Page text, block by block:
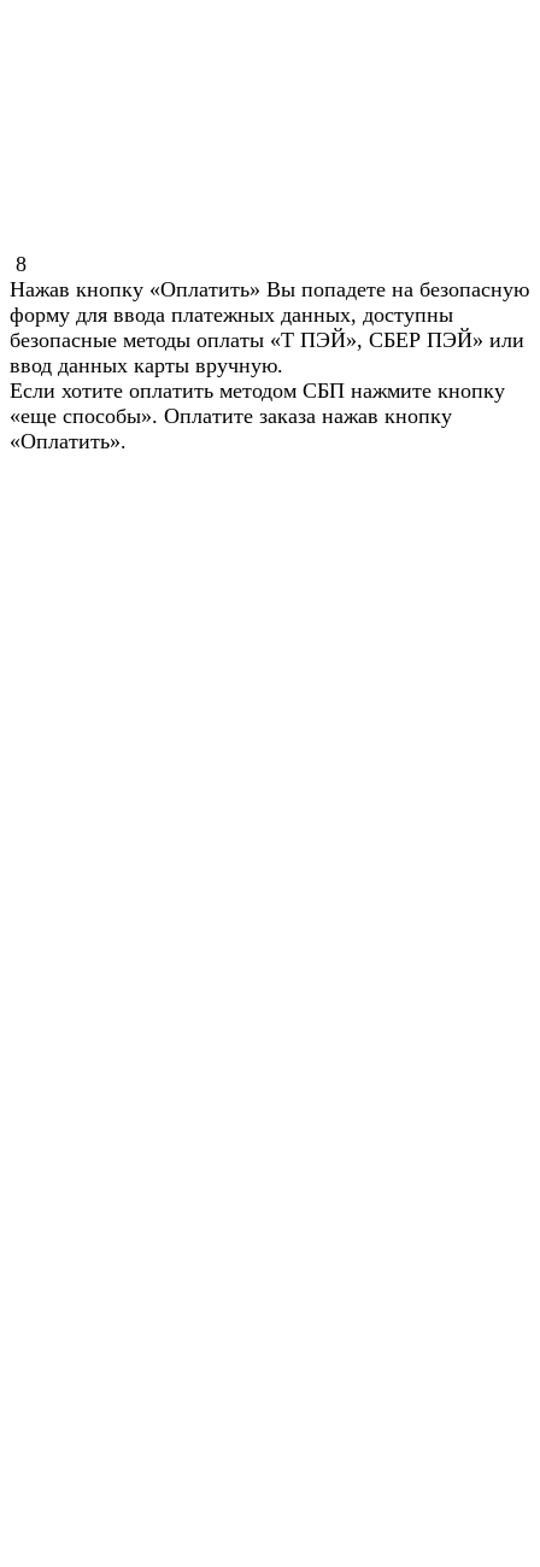
8
Нажав кнопку «Оплатить» Вы попадете на безопасную
форму для ввода платежных данных, доступны
безопасные методы оплаты «Т ПЭЙ», СБЕР ПЭЙ» или
ввод данных карты вручную.
Если хотите оплатить методом СБП нажмите кнопку
«еще способы». Оплатите заказа нажав кнопку
«Оплатить».